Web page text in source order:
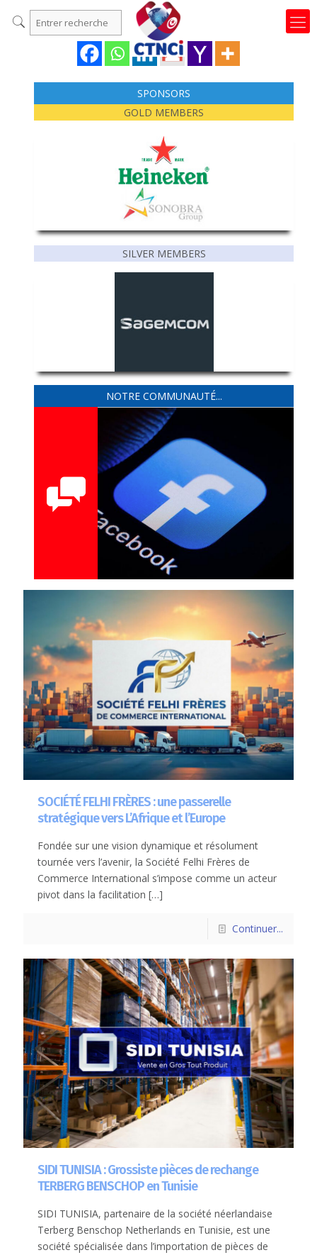
SPONSORS
GOLD MEMBERS
SILVER MEMBERS
NOTRE COMMUNAUTÉ...
SOCIÉTÉ FELHI FRÈRES : une passerelle
stratégique vers L’Afrique et l’Europe
Fondée sur une vision dynamique et résolument
tournée vers l’avenir, la Société Felhi Frères de
Commerce International s’impose comme un acteur
pivot dans la facilitation […]
Continuer...
SIDI TUNISIA : Grossiste pièces de rechange
TERBERG BENSCHOP en Tunisie
SIDI TUNISIA, partenaire de la société néerlandaise
Terberg Benschop Netherlands en Tunisie, est une
société spécialisée dans l’importation de pièces de